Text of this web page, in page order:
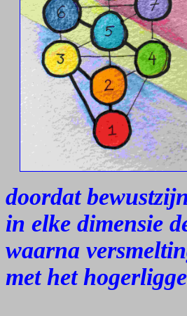
doordat
in elke dimensie
waarna
met het